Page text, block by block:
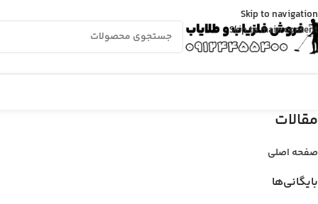
Skip to navigation
Skip to main content
مقالات
صفحه اصلی
بایگانی‌ها